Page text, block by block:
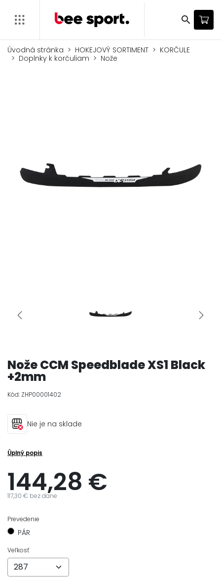
search
Úvodná stránka HOKEJOVÝ SORTIMENT
KORČULE
Doplnky k korčuliam
Nože
Nože CCM Speedblade XS1 Black
+2mm
Kód: ZHP00001402
Nie je na sklade
Úplný popis
144,28 €
117,30 € bez dane
Prevedenie
PÁR
Veľkosť